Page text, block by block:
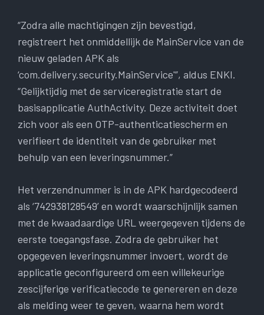
“Zodra alle machtigingen zijn bevestigd,
registreert het onmiddellijk de MainService van de
nieuw geladen APK als
‘com.delivery.security.MainService'”, aldus ENKI.
“Gelijktijdig met de serviceregistratie start de
basisapplicatie AuthActivity. Deze activiteit doet
zich voor als een OTP-authenticatiescherm en
verifieert de identiteit van de gebruiker met
behulp van een leveringsnummer.”
Het verzendnummer is in de APK hardgecodeerd
als ‘742938128549’ en wordt waarschijnlijk samen
met de kwaadaardige URL weergegeven tijdens de
eerste toegangsfase. Zodra de gebruiker het
opgegeven leveringsnummer invoert, wordt de
applicatie geconfigureerd om een ​​willekeurige
zescijferige verificatiecode te genereren en deze
als melding weer te geven, waarna hem wordt